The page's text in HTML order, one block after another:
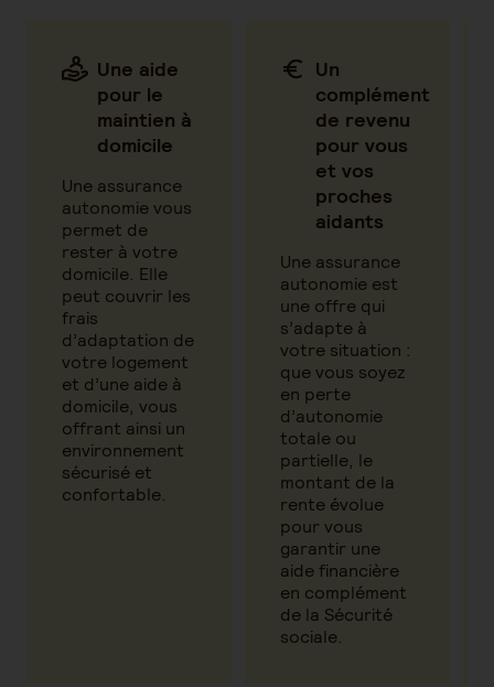
Une aide
pour le
maintien à
domicile
Une assurance
autonomie vous
permet de
rester à votre
domicile. Elle
peut couvrir les
frais
d’adaptation de
votre logement
et d’une aide à
domicile, vous
offrant ainsi un
environnement
sécurisé et
confortable.
Un
complément
de revenu
pour vous
et vos
proches
aidants
Une assurance
autonomie est
une offre qui
s’adapte à
votre situation :
que vous soyez
en perte
d’autonomie
totale ou
partielle, le
montant de la
rente évolue
pour vous
garantir une
aide financière
en complément
de la Sécurité
sociale.